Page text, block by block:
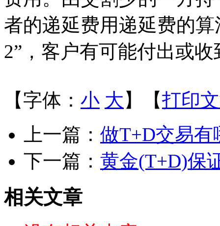
者的递延费用递延费的
2”，客户有可能付出或
【字体： 小 大 】【打印
上一篇： 做T+D交易有
下一篇： 黄金(T+D)保
相关文章